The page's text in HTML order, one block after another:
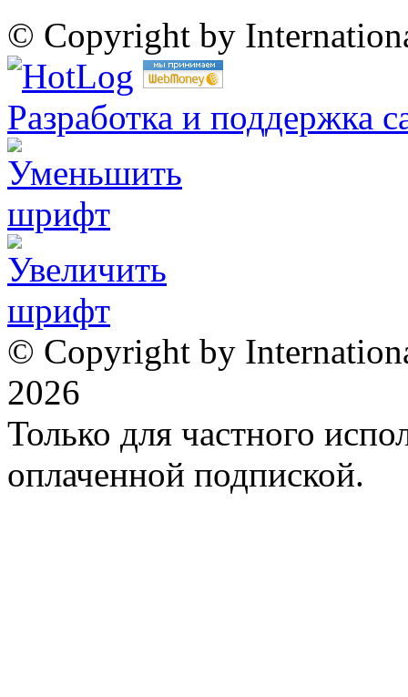
© Copyright by
Разработка и поддержка
© Copyright by
2026
Только для частного
оплаченной подпиской.